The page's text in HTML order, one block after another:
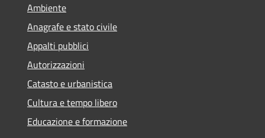
Ambiente
Anagrafe e stato civile
Appalti pubblici
Autorizzazioni
Catasto e urbanistica
Cultura e tempo libero
Educazione e formazione